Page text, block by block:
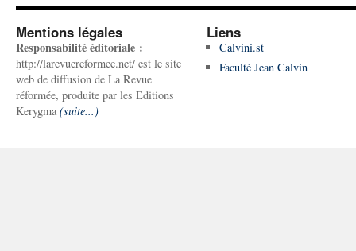
Mentions légales
Responsabilité éditoriale :
http://larevuereformee.net/ est le site
web de diffusion de La Revue
réformée, produite par les Editions
Kerygma (suite...)
Liens
Calvini.st
Faculté Jean Calvin